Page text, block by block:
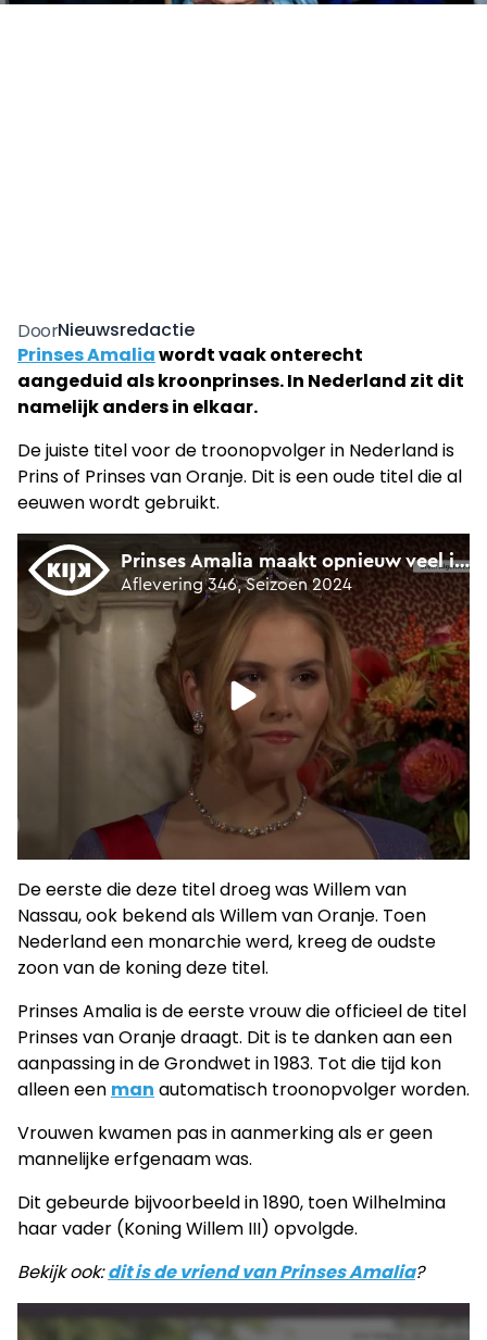
DoorNieuwsredactie
Prinses Amaliawordt vaak onterecht
aangeduid als kroonprinses. In Nederland zit dit
namelijk anders in elkaar.
De juiste titel voor de troonopvolger in Nederland is
Prins of Prinses van Oranje. Dit is een oude titel die al
eeuwen wordt gebruikt.
De eerste die deze titel droeg was Willem van
Nassau, ook bekend als Willem van Oranje. Toen
Nederland een monarchie werd, kreeg de oudste
zoon van de koning deze titel.
Prinses Amalia is de eerste vrouw die officieel de titel
Prinses van Oranje draagt. Dit is te danken aan een
aanpassing in de Grondwet in 1983. Tot die tijd kon
alleen een man automatisch troonopvolger worden.
Vrouwen kwamen pas in aanmerking als er geen
mannelijke erfgenaam was.
Dit gebeurde bijvoorbeeld in 1890, toen Wilhelmina
haar vader (Koning Willem III) opvolgde.
Bekijk ook:dit is de vriend van Prinses Amalia?